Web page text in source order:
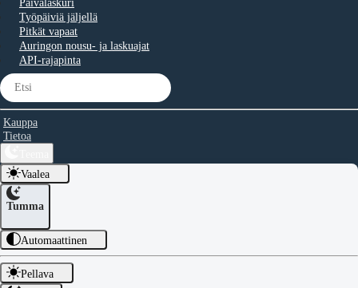
Päivälaskuri
Työpäiviä jäljellä
Pitkät vapaat
Auringon nousu- ja laskuajat
API-rajapinta
Kauppa
Tietoa
Vaalea
Tumma
Automaattinen
Pellava